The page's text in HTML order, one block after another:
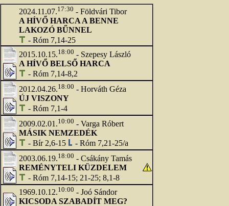
Ének / zene
Pályázatok
2024.11.07.17:30 - Földvári Tibor
A HÍVŐ HARCA A BENNE
LAKOZÓ BŰNNEL
- Róm 7,14-25
2015.10.15.18:00 - Szepesy László
A HÍVŐ BELSŐ HARCA
- Róm 7,14-8,2
2012.04.26.18:00 - Horváth Géza
ÚJ VISZONY
- Róm 7,1-4
2009.02.01.10:00 - Varga Róbert
MÁSIK NEMZEDÉK
- Bír 2,6-15
- Róm 7,21-25/a
2003.06.19.18:00 - Csákány Tamás
REMÉNYTELI KÜZDELEM
- Róm 7,14-15; 21-25; 8,1-8
1969.10.12.10:00 - Joó Sándor
KICSODA SZABADÍT MEG?